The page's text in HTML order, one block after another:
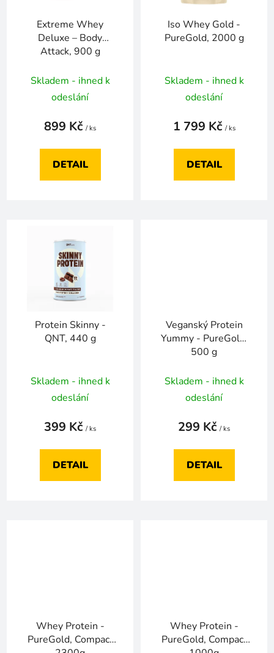
Extreme Whey
Deluxe – Body
Attack, 900 g
Skladem - ihned k
odeslání
899 Kč / ks
DETAIL
Iso Whey Gold -
PureGold, 2000 g
Skladem - ihned k
odeslání
1 799 Kč / ks
DETAIL
Protein Skinny -
QNT, 440 g
Skladem - ihned k
odeslání
399 Kč / ks
DETAIL
Veganský Protein
Yummy - PureGold,
500 g
Skladem - ihned k
odeslání
299 Kč / ks
DETAIL
Whey Protein -
PureGold, Compact
Whey Protein -
PureGold, Compact